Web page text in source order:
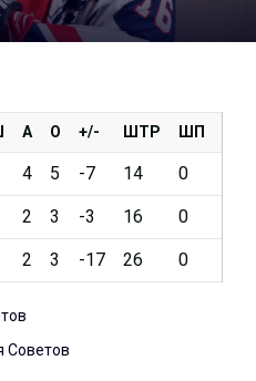
А О +/- ШТР ШП
4 5 -7 14 0
2 3 -3 16 0
2 3 -17 26 0
2018/2019
2017/2018
2016/2017
Советов